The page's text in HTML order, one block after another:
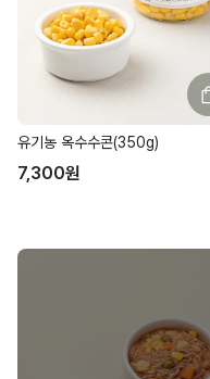
유기농 옥수수콘(350g)
7,300원